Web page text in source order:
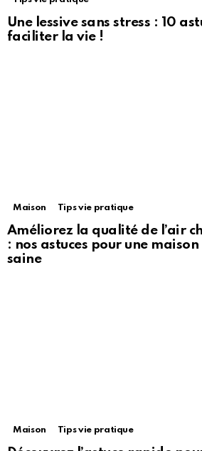
Une lessive sans stress : 10
faciliter la vie !
Maison Tips vie pratique
Améliorez la qualité de l’air
: nos astuces pour une
saine
Maison Tips vie pratique